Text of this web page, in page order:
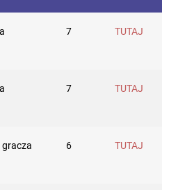
7 TUTAJ
7 TUTAJ
gracza 6 TUTAJ